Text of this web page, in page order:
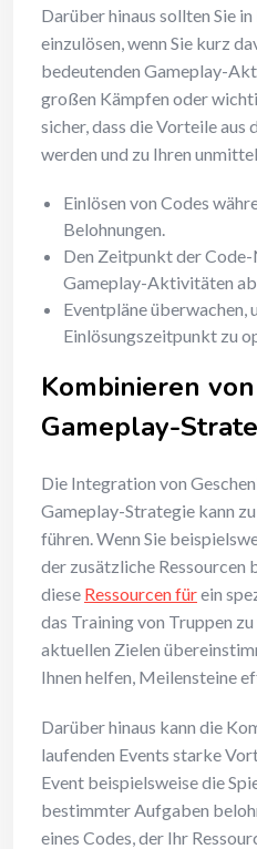
Darüber hinaus sollten Sie
einzulösen, wenn Sie kurz
bedeutenden Gameplay-
großen Kämpfen oder
sicher, dass die Vorteile
werden und zu Ihren
Einlösen von Codes
Belohnungen.
Den Zeitpunkt der
Gameplay-Aktivitäten
Eventpläne überwachen,
Einlösungszeitpunkt zu
Kombinieren
Gameplay-
Die Integration von
Gameplay-Strategie kann
führen. Wenn Sie
der zusätzliche Ressourcen
diese Ressourcen fürein
das Training von Truppen
aktuellen Zielen
Ihnen helfen, Meilensteine
Darüber hinaus kann die
laufenden Events starke
Event beispielsweise die
bestimmter Aufgaben
eines Codes, der Ihr